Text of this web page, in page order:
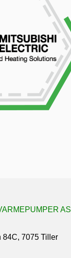
AS
84C, 7075 Tiller